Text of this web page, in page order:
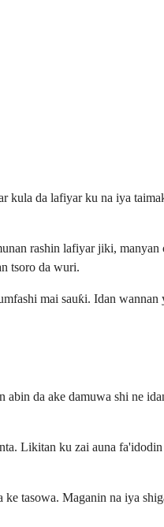
da lafiyar ku na iya
rashin lafiyar jiki,
tsoro da wuri.
mai sauƙi. Idan
da ake damuwa shi ne
Likitan ku zai auna
tasowa. Maganin na iya